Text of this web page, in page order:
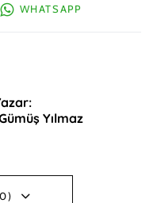
WHATSAPP
Yılmaz